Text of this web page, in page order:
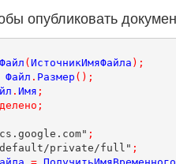
опубликовать
Файл (ИсточникИмяФайла );
Файл . Размер ();
.Имя ;
;
;
default/private/full" ;